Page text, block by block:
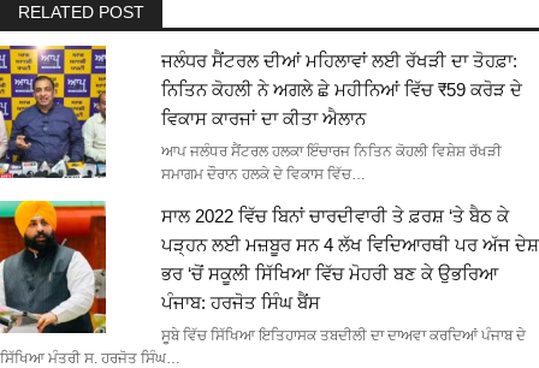
RELATED POST
ਜਲੰਧਰ ਸੈਂਟਰਲ ਦੀਆਂ ਮਹਿਲਾਵਾਂ ਲਈ ਰੱਖੜੀ ਦਾ ਤੋਹਫ਼ਾ:
ਨਿਤਿਨ ਕੋਹਲੀ ਨੇ ਅਗਲੇ ਛੇ ਮਹੀਨਿਆਂ ਵਿੱਚ ₹59 ਕਰੋੜ ਦੇ
ਵਿਕਾਸ ਕਾਰਜਾਂ ਦਾ ਕੀਤਾ ਐਲਾਨ
ਆਪ ਜਲੰਧਰ ਸੈਂਟਰਲ ਹਲਕਾ ਇੰਚਾਰਜ ਨਿਤਿਨ ਕੋਹਲੀ ਵਿਸ਼ੇਸ਼ ਰੱਖੜੀ
ਸਮਾਗਮ ਦੌਰਾਨ ਹਲਕੇ ਦੇ ਵਿਕਾਸ ਵਿੱਚ…
ਸਾਲ 2022 ਵਿੱਚ ਬਿਨਾਂ ਚਾਰਦੀਵਾਰੀ ਤੇ ਫ਼ਰਸ਼ ‘ਤੇ ਬੈਠ ਕੇ
ਪੜ੍ਹਨ ਲਈ ਮਜ਼ਬੂਰ ਸਨ 4 ਲੱਖ ਵਿਦਿਆਰਥੀ ਪਰ ਅੱਜ ਦੇਸ਼
ਭਰ ‘ਚੋਂ ਸਕੂਲੀ ਸਿੱਖਿਆ ਵਿੱਚ ਮੋਹਰੀ ਬਣ ਕੇ ਉਭਰਿਆ
ਪੰਜਾਬ: ਹਰਜੋਤ ਸਿੰਘ ਬੈਂਸ
ਸੂਬੇ ਵਿੱਚ ਸਿੱਖਿਆ ਇਤਿਹਾਸਕ ਤਬਦੀਲੀ ਦਾ ਦਾਅਵਾ ਕਰਦਿਆਂ ਪੰਜਾਬ ਦੇ
ਸਿੱਖਿਆ ਮੰਤਰੀ ਸ. ਹਰਜੋਤ ਸਿੰਘ…